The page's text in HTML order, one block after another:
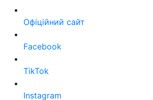
Офіційний сайт
Facebook
TikTok
Instagram